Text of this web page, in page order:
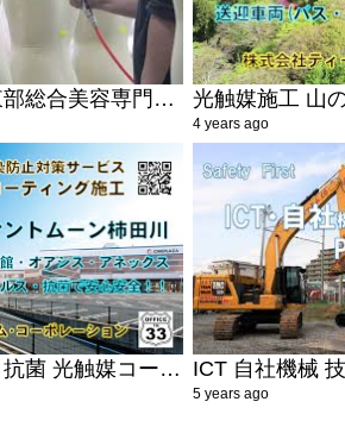
光触媒施工 静岡県東部総合美容専門学校 三島市 抗ウイルス 抗菌 抗菌持続サービス ティーエムコーポレーション
4 years ago
サントムーン柿田川 抗菌 光触媒コーティング ショッピングモール 駿東郡 清水町 抗ウイルス 安心安全
5 years ago